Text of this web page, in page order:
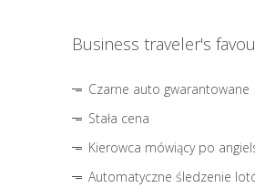
Business traveler's
Czarne auto gwarantowane
Stała cena
Kierowca mówiący po
Automatyczne śledzenie